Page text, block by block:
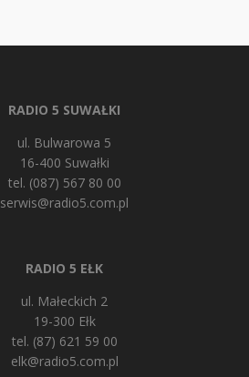
RADIO 5 SUWAŁKI
ul. Bulwarowa 5
16-400 Suwałki
tel. (087) 567 80 00
serwis@radio5.com.pl
RADIO 5 EŁK
ul. Małeckich 2
19-300 Ełk
tel. (87) 621 59 00
elk@radio5.com.pl